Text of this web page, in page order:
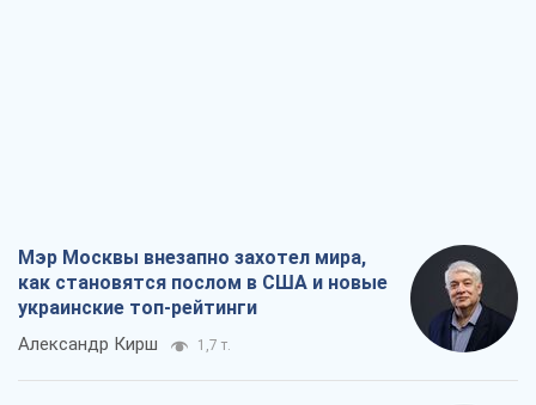
Мэр Москвы внезапно захотел мира,
как становятся послом в США и новые
украинские топ-рейтинги
Александр Кирш 1,7 т.